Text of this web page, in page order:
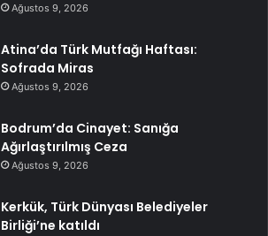
Ağustos 9, 2026
Atina’da Türk Mutfağı Haftası:
Sofrada Miras
Ağustos 9, 2026
Bodrum’da Cinayet: Sanığa
Ağırlaştırılmış Ceza
Ağustos 9, 2026
Kerkük, Türk Dünyası Belediyeler
Birliği’ne katıldı